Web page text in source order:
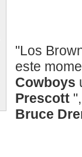
"Los
este
Cowboys
Prescott
Bruce